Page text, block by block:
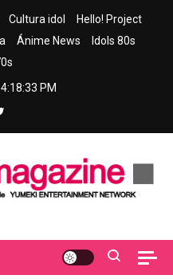
Cultura idol
Hello! Project
Ánime News
Idols 80s
4:18:34 PM